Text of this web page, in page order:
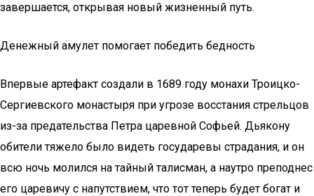
завершается, открывая новый жизненный путь.
Денежный амулет помогает победить бедность
Впервые артефакт создали в 1689 году монахи Троицко-
Сергиевского монастыря при угрозе восстания стрельцов
из-за предательства Петра царевной Софьей. Дьякону
обители тяжело было видеть государевы страдания, и он
всю ночь молился на тайный талисман, а наутро преподнес
его царевичу с напутствием, что тот теперь будет богат и